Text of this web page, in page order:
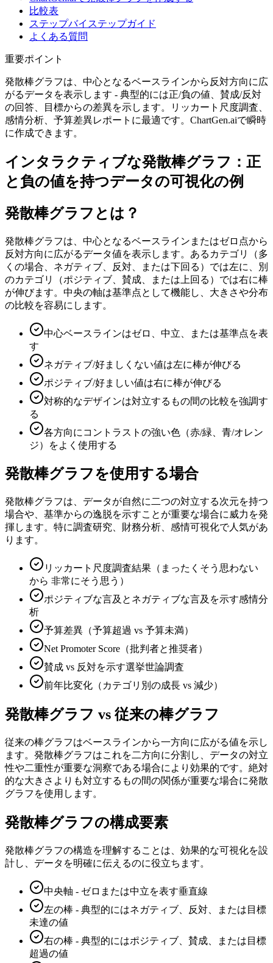
比較表
ステップバイステップガイド
よくある質問
重要ポイント
発散棒グラフは、中心となるベースラインから反対方向に広
がるデータを表示します - 典型的には正/負の値、賛成/反対
の回答、目標からの差異を示します。リッカート尺度調査、
感情分析、予算差異レポートに最適です。ChartGen.aiで瞬時
に作成できます。
インタラクティブな発散棒グラフ：正
と負の値を持つデータの可視化の例
発散棒グラフとは？
発散棒グラフは、中心となるベースラインまたはゼロ点から
反対方向に広がるデータ値を表示します。あるカテゴリ（多
くの場合、ネガティブ、反対、または下回る）では左に、別
のカテゴリ（ポジティブ、賛成、または上回る）では右に棒
が伸びます。中央の軸は基準点として機能し、大きさや分布
の比較を容易にします。
中心ベースラインはゼロ、中立、または基準点を表
す
ネガティブ/好ましくない値は左に棒が伸びる
ポジティブ/好ましい値は右に棒が伸びる
対称的なデザインは対立するもの間の比較を強調す
る
各方向にコントラストの強い色（赤/緑、青/オレン
ジ）をよく使用する
発散棒グラフを使用する場合
発散棒グラフは、データが自然に二つの対立する次元を持つ
場合や、基準からの逸脱を示すことが重要な場合に威力を発
揮します。特に調査研究、財務分析、感情可視化で人気があ
ります。
リッカート尺度調査結果（まったくそう思わない
から 非常にそう思う）
ポジティブな言及とネガティブな言及を示す感情分
析
予算差異（予算超過 vs 予算未満）
Net Promoter Score（批判者と推奨者）
賛成 vs 反対を示す選挙世論調査
前年比変化（カテゴリ別の成長 vs 減少）
発散棒グラフ vs 従来の棒グラフ
従来の棒グラフはベースラインから一方向に広がる値を示し
ます。発散棒グラフはこれを二方向に分割し、データの対立
性や二重性が重要な洞察である場合により効果的です。絶対
的な大きさよりも対立するもの間の関係が重要な場合に発散
グラフを使用します。
発散棒グラフの構成要素
発散棒グラフの構造を理解することは、効果的な可視化を設
計し、データを明確に伝えるのに役立ちます。
中央軸 - ゼロまたは中立を表す垂直線
左の棒 - 典型的にはネガティブ、反対、または目標
未達の値
右の棒 - 典型的にはポジティブ、賛成、または目標
超過の値